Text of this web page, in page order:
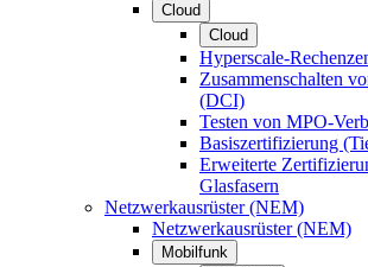
Cloud
Cloud
Hyperscale-
Zusammenschalten
(DCI)
Testen von MPO-
Basiszertifizierung
Erweiterte
Glasfasern
Netzwerkausrüster (NEM)
Netzwerkausrüster (NEM)
Mobilfunk